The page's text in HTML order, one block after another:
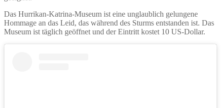
Das Hurrikan-Katrina-Museum ist eine unglaublich gelungene
Hommage an das Leid, das während des Sturms entstanden ist. Das
Museum ist täglich geöffnet und der Eintritt kostet 10 US-Dollar.